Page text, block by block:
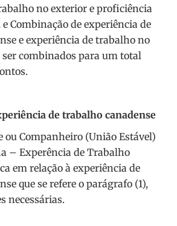
no exterior e proficiência
Combinação de experiência de
e experiência de trabalho no
ser combinados para um total
de trabalho canadense
ou Companheiro (União Estável)
– Experência de Trabalho
em relação à experiência de
que se refere o parágrafo (1),
necessárias.